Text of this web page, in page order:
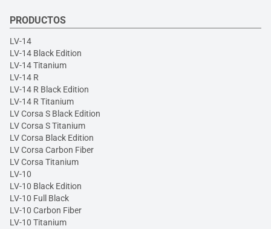
PRODUCTOS
LV-14
LV-14 Black Edition
LV-14 Titanium
LV-14 R
LV-14 R Black Edition
LV-14 R Titanium
LV Corsa S Black Edition
LV Corsa S Titanium
LV Corsa Black Edition
LV Corsa Carbon Fiber
LV Corsa Titanium
LV-10
LV-10 Black Edition
LV-10 Full Black
LV-10 Carbon Fiber
LV-10 Titanium